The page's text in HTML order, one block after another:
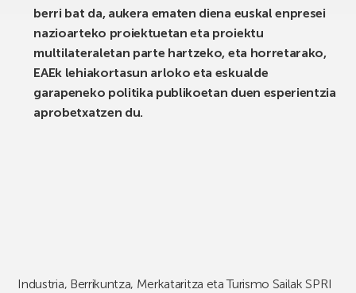
berri bat da, aukera ematen diena euskal enpresei
nazioarteko proiektuetan eta proiektu
multilateraletan parte hartzeko, eta horretarako,
EAEk lehiakortasun arloko eta eskualde
garapeneko politika publikoetan duen esperientzia
aprobetxatzen du.
Industria, Berrikuntza, Merkataritza eta Turismo Sailak SPRI